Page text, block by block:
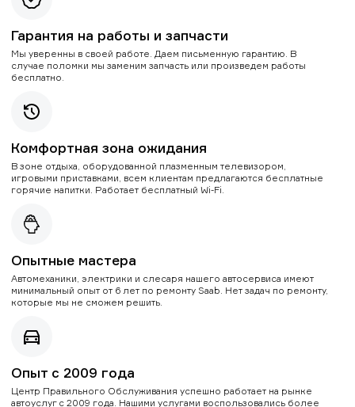
Гарантия на работы и запчасти
Мы уверенны в своей работе. Даем письменную гарантию. В
случае поломки мы заменим запчасть или произведем работы
бесплатно.
Комфортная зона ожидания
В зоне отдыха, оборудованной плазменным телевизором,
игровыми приставками, всем клиентам предлагаются бесплатные
горячие напитки. Работает бесплатный Wi-Fi.
Опытные мастера
Автомеханики, электрики и слесаря нашего автосервиса имеют
минимальный опыт от 6 лет по ремонту Saab. Нет задач по ремонту,
которые мы не сможем решить.
Опыт с 2009 года
Центр Правильного Обслуживания успешно работает на рынке
автоуслуг с 2009 года. Нашими услугами воспользовались более